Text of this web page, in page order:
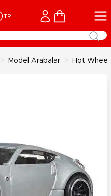
TR Cart
> Model Arabalar > Hot